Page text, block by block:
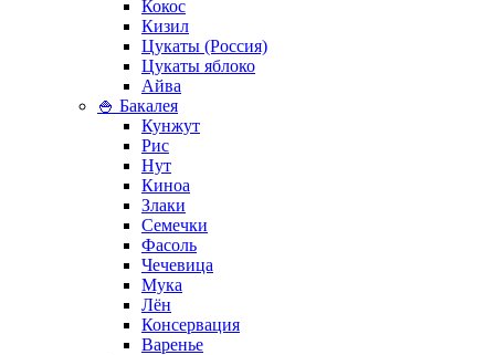
Кокос
Кизил
Цукаты (Россия)
Цукаты яблоко
Айва
🍚 Бакалея
Кунжут
Рис
Нут
Киноа
Злаки
Семечки
Фасоль
Чечевица
Мука
Лён
Консервация
Варенье